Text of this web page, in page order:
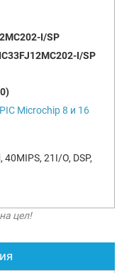
I/SP
I/SP
Microchip 8 и 16
40MIPS, 21I/O, DSP,
цел!